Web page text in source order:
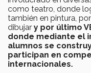
como teatro, donde
también en pintura,
dibujar y por último
donde mediante el
alumnos se
participan en
internacionales.